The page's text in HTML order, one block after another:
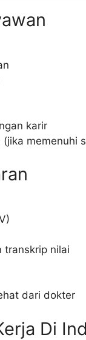
karir
memenuhi
transkrip nilai
dari dokter
Di